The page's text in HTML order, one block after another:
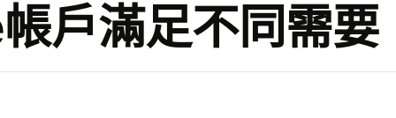
戶滿足不同需要